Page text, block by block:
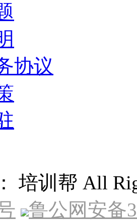
协议
培训帮 All
鲁公网安备